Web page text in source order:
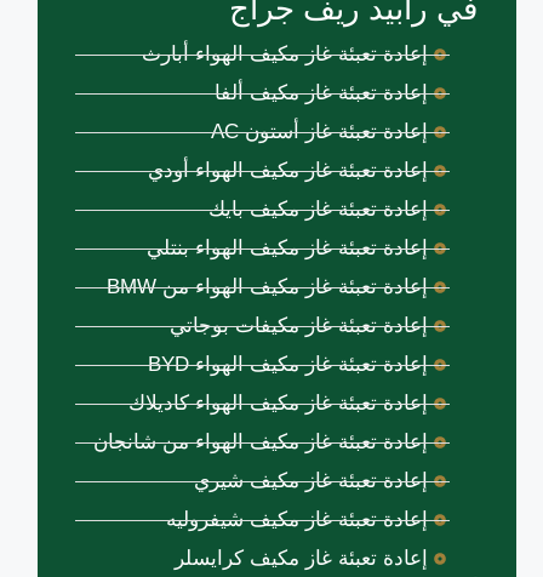
في رابيد ريف جراج
إعادة تعبئة غاز مكيف الهواء أبارث
إعادة تعبئة غاز مكيف ألفا
إعادة تعبئة غاز أستون AC
إعادة تعبئة غاز مكيف الهواء أودي
إعادة تعبئة غاز مكيف بايك
إعادة تعبئة غاز مكيف الهواء بنتلي
إعادة تعبئة غاز مكيف الهواء من BMW
إعادة تعبئة غاز مكيفات بوجاتي
إعادة تعبئة غاز مكيف الهواء BYD
إعادة تعبئة غاز مكيف الهواء كاديلاك
إعادة تعبئة غاز مكيف الهواء من شانجان
إعادة تعبئة غاز مكيف شيري
إعادة تعبئة غاز مكيف شيفروليه
إعادة تعبئة غاز مكيف كرايسلر